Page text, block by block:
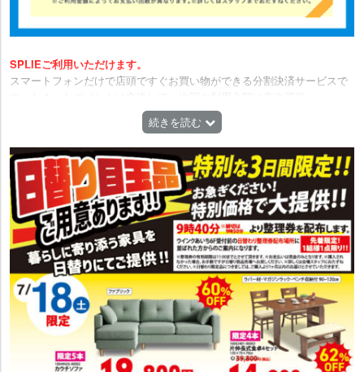
SPLIEご利用いただけます。
スマートフォンだけで店頭ですぐお買い物ができる分割決済サービスで
「スプリ」 スプリとはジャックスのアプリ決済サービスです。
カード不要 即時審査スグ使える ポイントが貯まる
服部家具センターイベント限定特典
分割払い20・30・36回 金利・手数料無料 さらに羽毛ふとん分割払い60
回まで金利・手数料無料
※ご利用金額によってお支払い回数が異なります。※詳しくはスタッフま
でおたずねください。
続きを読む